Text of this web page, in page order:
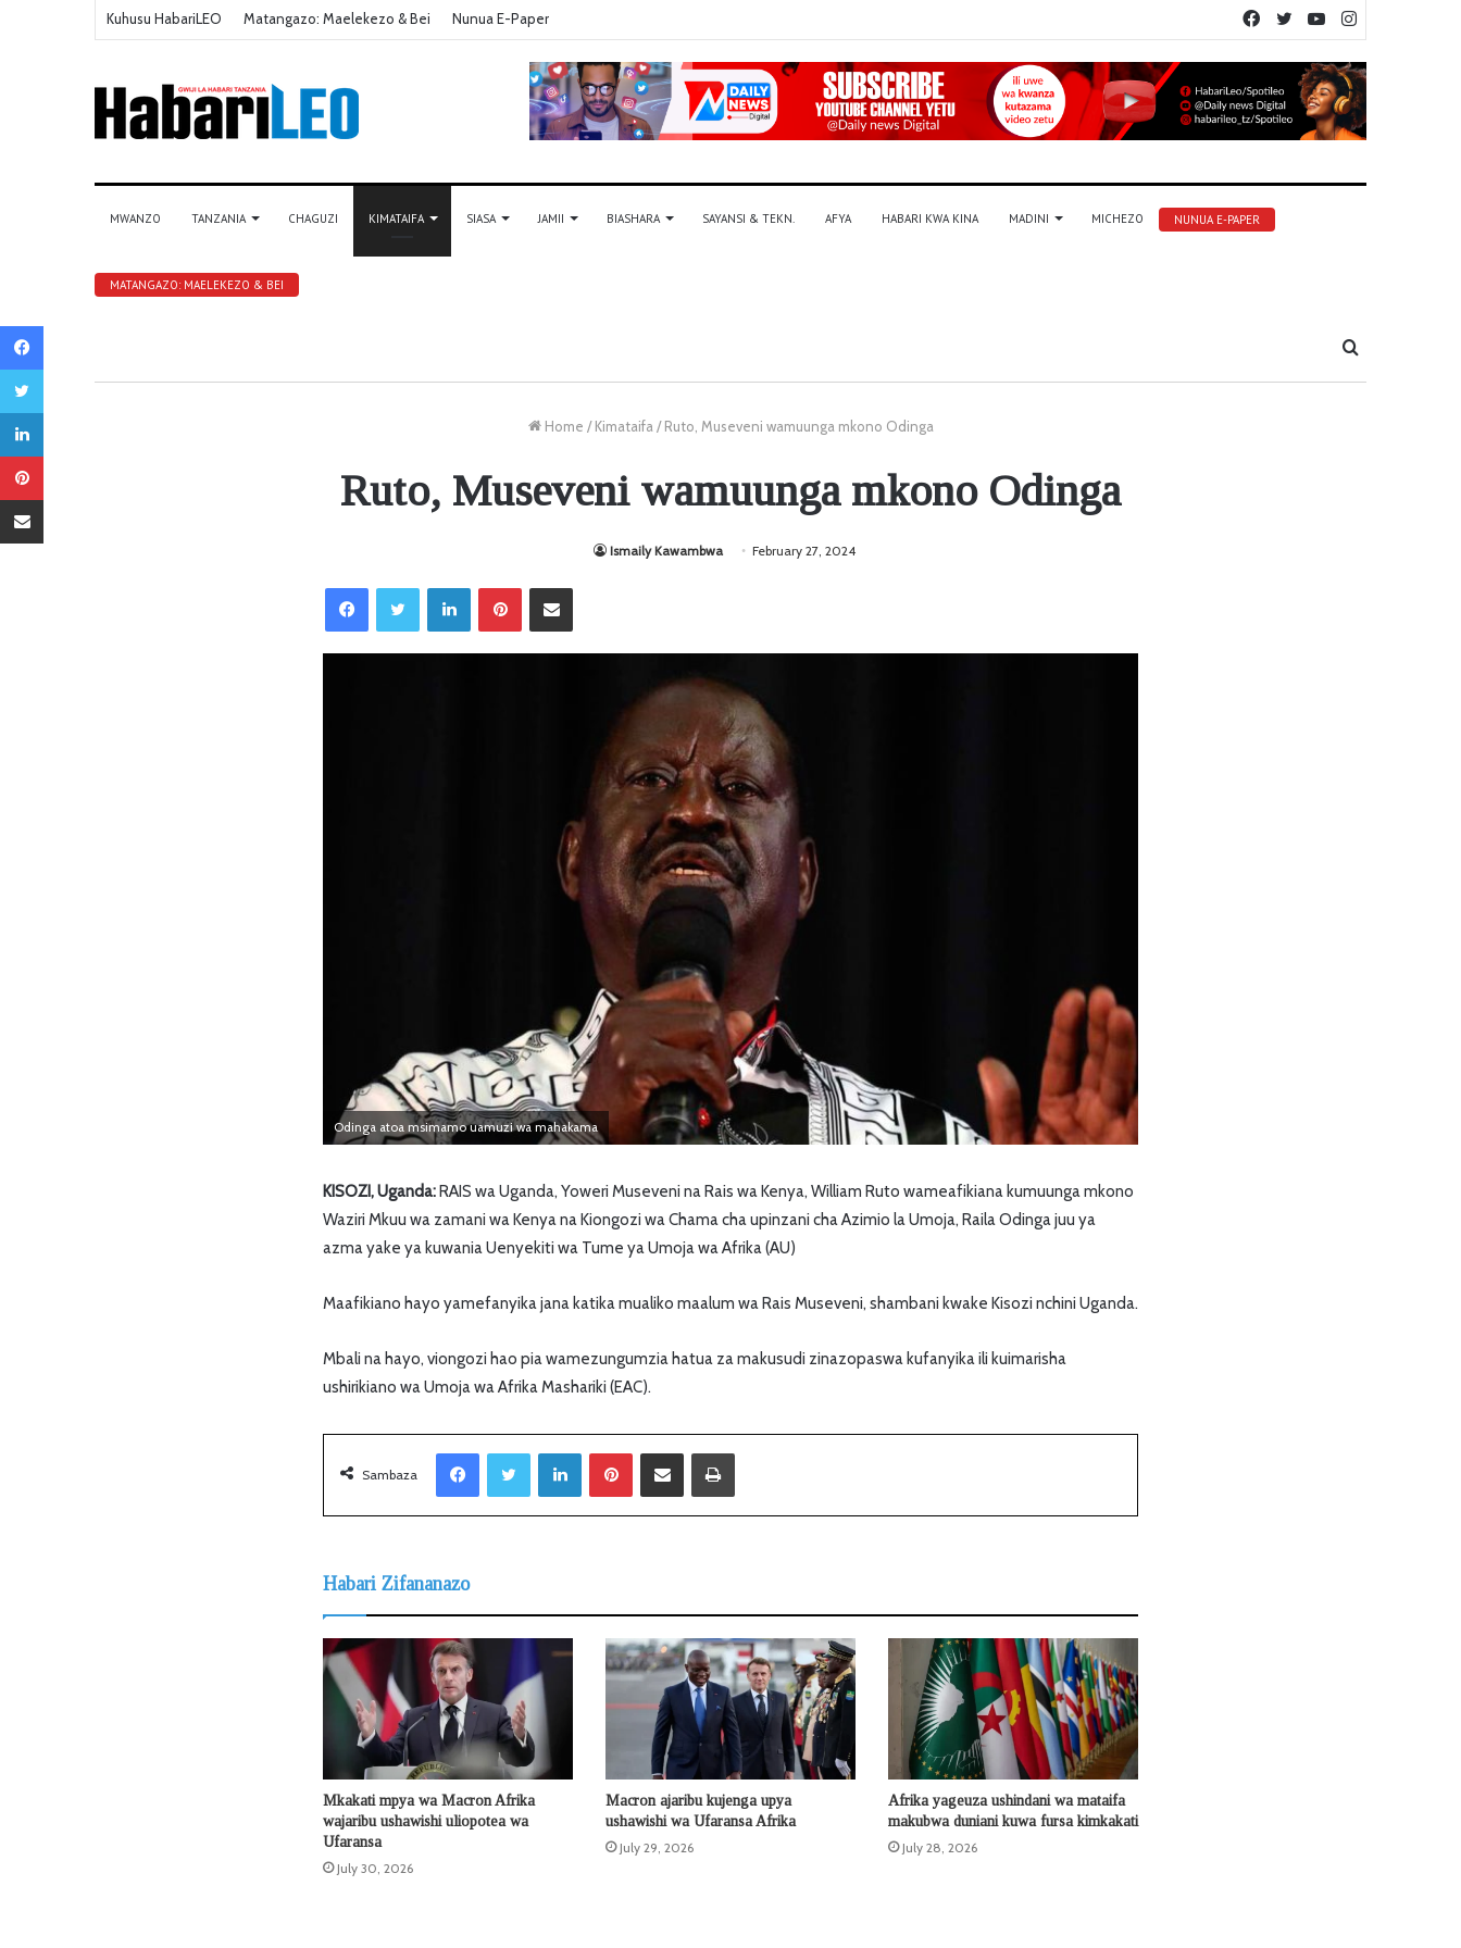
Kuhusu HabariLEO Matangazo: Maelekezo & Bei Nunua E-Paper YouTube
Twitter
Facebook
MWANZO TANZANIA CHAGUZI KIMATAIFA SIASA JAMII BIASHARA SAYANSI & TEKN. AFYA HABARI KWA KINA MADINI MICHEZO NUNUA E-PAPER
MATANGAZO: MAELEKEZO & BEI
Tafuta
Home / Kimataifa / Ruto, Museveni wamuunga mkono Odinga
Ruto, Museveni wamuunga mkono Odinga
Ismaily Kawambwa February 27, 2024
LinkedIn
Odinga atoa msimamo uamuzi wa mahakama
KISOZI, Uganda:RAIS wa Uganda, Yoweri Museveni na Rais wa Kenya, William Ruto wameafikiana kumuunga mkono
Waziri Mkuu wa zamani wa Kenya na Kiongozi wa Chama cha upinzani cha Azimio la Umoja, Raila Odinga juu ya
azma yake ya kuwania Uenyekiti wa Tume ya Umoja wa Afrika (AU)
Maafikiano hayo yamefanyika jana katika mualiko maalum wa Rais Museveni, shambani kwake Kisozi nchini Uganda.
Mbali na hayo, viongozi hao pia wamezungumzia hatua za makusudi zinazopaswa kufanyika ili kuimarisha
ushirikiano wa Umoja wa Afrika Mashariki (EAC).
Sambaza
LinkedIn Sambaza kupitia barua pepe
Habari Zifananazo
Mkakati mpya wa Macron Afrika
wajaribu ushawishi uliopotea wa
Ufaransa
July 30, 2026
Macron ajaribu kujenga upya
ushawishi wa Ufaransa Afrika
July 29, 2026
Afrika yageuza ushindani wa mataifa
makubwa duniani kuwa fursa kimkakati
July 28, 2026